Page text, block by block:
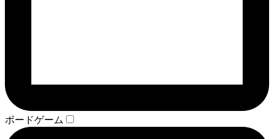
ボードゲーム